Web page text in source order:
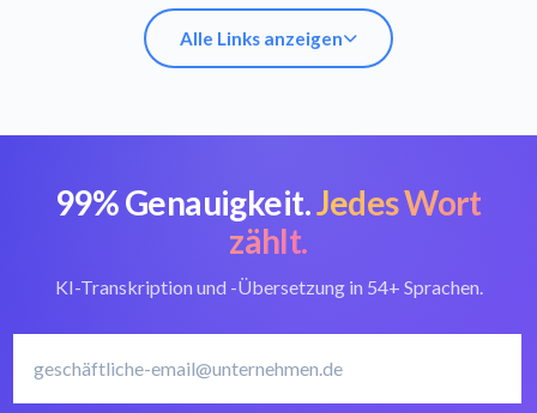
Alle Links anzeigen
OGX in Text
umwandeln
Bester OGX-
Konverter
Polnisch
Polnisch
99% Genauigkeit.Jedes Wort
zählt.
KI-Transkription und -Übersetzung in 54+ Sprachen.